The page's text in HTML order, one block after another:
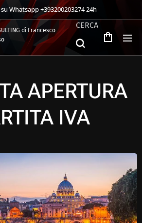
Whatsapp +393200203274 24h
di Francesco
CERCA
APERTURA
IVA